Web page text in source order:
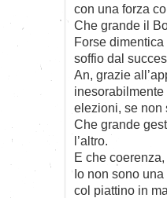
con una forza
Che grande il
Forse
soffio dal
An, grazie
elezioni, se
Che grande
l’altro.
E che
Io non sono
col piattino in